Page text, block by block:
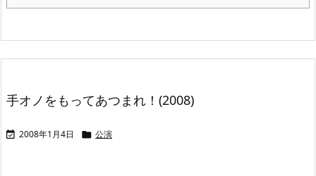
手オノをもってあつまれ！(2008)
 2008年1月4日  公演